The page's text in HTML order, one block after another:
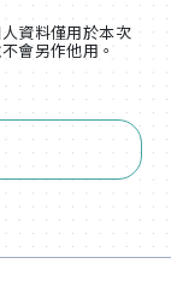
資料僅用於本次
會另作他用。